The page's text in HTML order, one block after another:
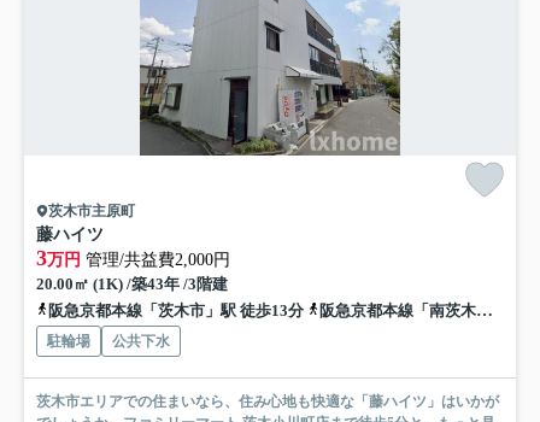
茨木市主原町
藤ハイツ
3万円 管理/共益費2,000円
20.00㎡ (1K) /築43年 /3階建
阪急京都本線「茨木市」駅 徒歩13分
阪急京都本線「南茨木」駅 徒歩17分
駐輪場 公共下水
茨木市エリアでの住まいなら、住み心地も快適な「藤ハイツ」はいかが